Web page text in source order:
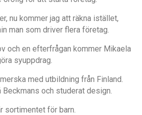
nu kommer jag att räkna istället,
man som driver flera företag.
och en efterfrågan kommer Mikaela
syuppdrag.
med utbildning från Finland.
och studerat design.
sortimentet för barn.